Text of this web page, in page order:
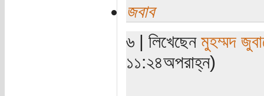
জবাব
৬ | লিখেছেন মুহম্মদ
১১:২৪অপরাহ্ন)